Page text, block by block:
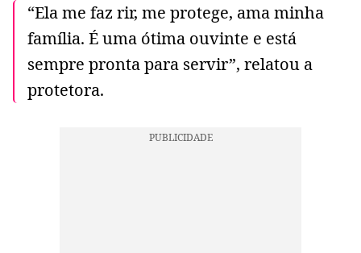
“Ela me faz rir, me protege, ama minha
família. É uma ótima ouvinte e está
sempre pronta para servir”, relatou a
protetora.